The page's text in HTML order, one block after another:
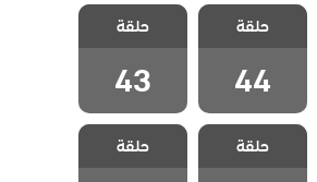
العالم لا يسعني
مدبلج الحلقة 44
حلقة
44
العالم لا يسعني
مدبلج الحلقة 43
حلقة
43
مسلسل هذا
العالم لا يسعني
مدبلج الحلقة 33
حلقة
مسلسل هذا
العالم لا يسعني
مدبلج الحلقة 32
حلقة